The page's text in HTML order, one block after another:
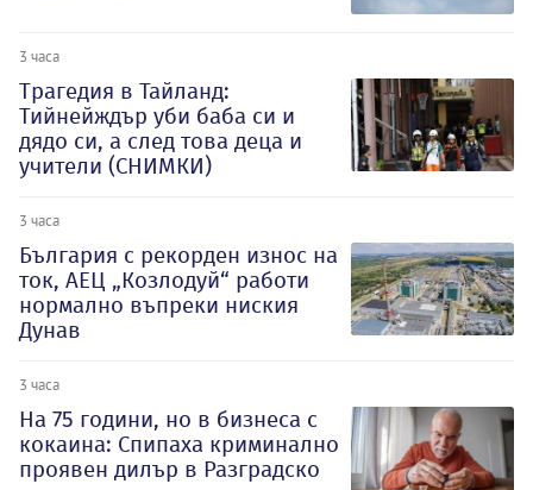
3 часа
Трагедия в Тайланд:
Тийнейждър уби баба си и
дядо си, а след това деца и
учители (СНИМКИ)
3 часа
България с рекорден износ на
ток, АЕЦ „Козлодуй“ работи
нормално въпреки ниския
Дунав
3 часа
На 75 години, но в бизнеса с
кокаина: Спипаха криминално
проявен дилър в Разградско